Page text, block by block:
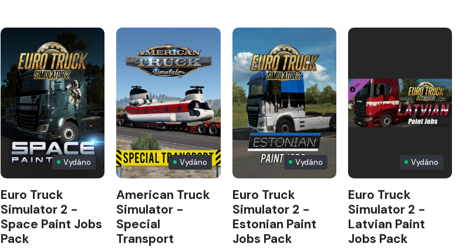
Vydáno
Euro Truck
Simulator 2 -
Space Paint Jobs
Pack
Vydáno
American Truck
Simulator -
Special
Transport
Vydáno
Euro Truck
Simulator 2 -
Estonian Paint
Jobs Pack
Vydáno
Euro Truck
Simulator 2 -
Latvian Paint
Jobs Pack